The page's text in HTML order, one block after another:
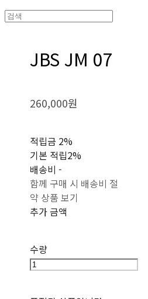
JBS JM 07
260,000원
적립금 2%
기본 적립2%
배송비-
함께 구매 시 배송비 절
약 상품 보기
추가 금액
수량